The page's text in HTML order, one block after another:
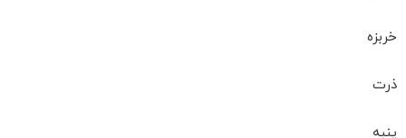
خربزه
ذرت
پنبه